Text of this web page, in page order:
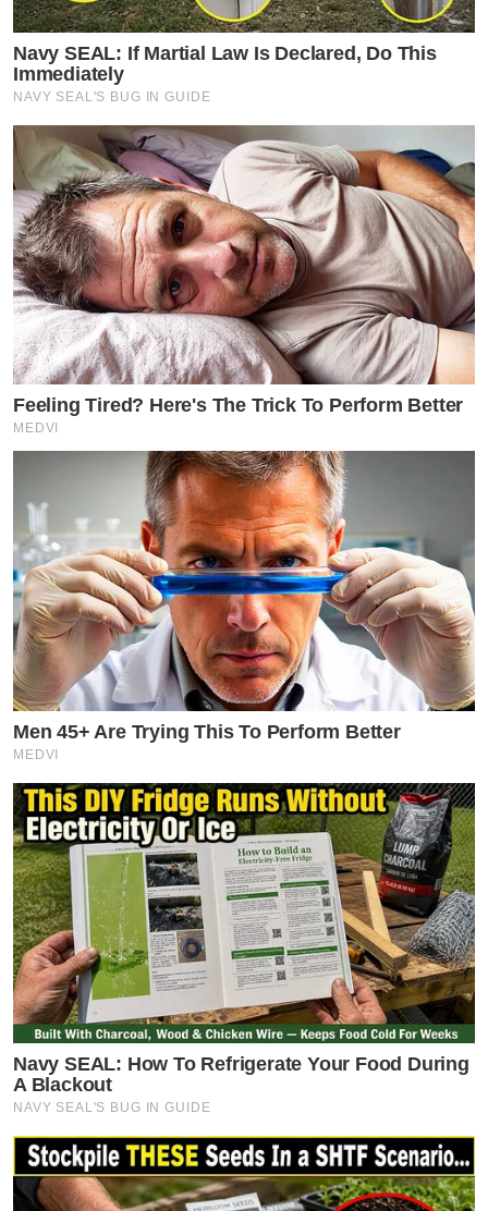
Navy SEAL: If Martial Law Is Declared, Do This
Immediately
NAVY SEAL'S BUG IN GUIDE
Feeling Tired? Here's The Trick To Perform Better
MEDVI
Men 45+ Are Trying This To Perform Better
MEDVI
Navy SEAL: How To Refrigerate Your Food During
A Blackout
NAVY SEAL'S BUG IN GUIDE